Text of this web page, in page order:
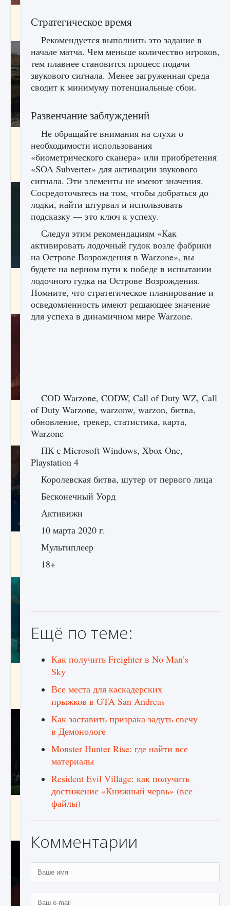
9 августа 2024
Как исправить текстовую ошибку
пользовательского интерфейса Delta
Force Hawk Ops
9 августа 2024 1 945 0 0
Как проверить статус сервера Delta Force
Hawk Ops
9 августа 2024 1 286 0 0
Как приручить существ джунглей Нари в
игре Creatures of Ava
9 августа 2024
Creatures of Ava
9 августа 2024
Как приручить существ из степей Тамура в
1 164 0
Как исправить ошибку EA FC 25 beta,
Стратегическое время
Рекомендуется выполнить это задание в
начале матча. Чем меньше количество игроков,
тем плавнее становится процесс подачи
звукового сигнала. Менее загруженная среда
сводит к минимуму потенциальные сбои.
Развенчание заблуждений
Не обращайте внимания на слухи о
необходимости использования
«биометрического сканера» или приобретения
«SOA Subverter» для активации звукового
сигнала. Эти элементы не имеют значения.
Сосредоточьтесь на том, чтобы добраться до
лодки, найти штурвал и использовать
подсказку — это ключ к успеху.
Следуя этим рекомендациям «Как
активировать лодочный гудок возле фабрики
на Острове Возрождения в Warzone», вы
будете на верном пути к победе в испытании
лодочного гудка на Острове Возрождения.
Помните, что стратегическое планирование и
осведомленность имеют решающее значение
для успеха в динамичном мире Warzone.
COD Warzone, CODW, Call of Duty WZ, Call
of Duty Warzone, warzonw, warzon, битва,
обновление, трекер, статистика, карта,
Warzone
ПК с Microsoft Windows, Xbox One,
Playstation 4
Королевская битва, шутер от первого лица
Бесконечный Уорд
Активижн
10 марта 2020 г.
Мультиплеер
18+
Ещё по теме:
Как получить Freighter в No Man’s
Sky
Все места для каскадерских
прыжков в GTA San Andreas
Как заставить призрака задуть свечу
в Демонологе
Monster Hunter Rise: где найти все
материалы
Resident Evil Village: как получить
достижение «Книжный червь» (все
файлы)
Комментарии